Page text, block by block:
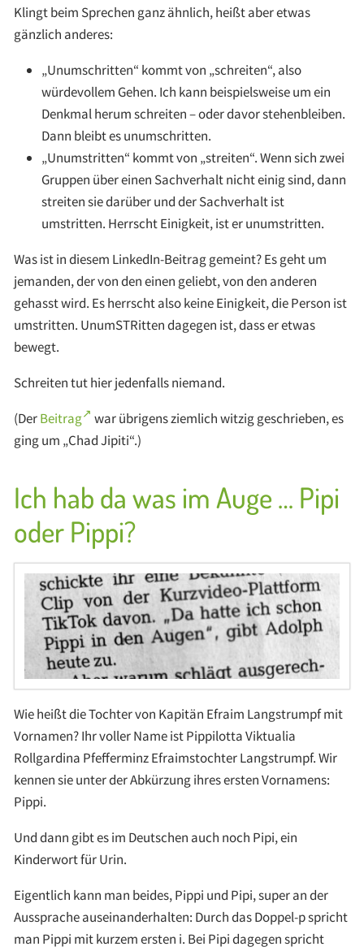
Klingt beim Sprechen ganz ähnlich, heißt aber etwas
gänzlich anderes:
„Unumschritten“ kommt von „schreiten“, also
würdevollem Gehen. Ich kann beispielsweise um ein
Denkmal herum schreiten – oder davor stehenbleiben.
Dann bleibt es unumschritten.
„Unumstritten“ kommt von „streiten“. Wenn sich zwei
Gruppen über einen Sachverhalt nicht einig sind, dann
streiten sie darüber und der Sachverhalt ist
umstritten. Herrscht Einigkeit, ist er unumstritten.
Was ist in diesem LinkedIn-Beitrag gemeint? Es geht um
jemanden, der von den einen geliebt, von den anderen
gehasst wird. Es herrscht also keine Einigkeit, die Person ist
umstritten. UnumSTRitten dagegen ist, dass er etwas
bewegt.
Schreiten tut hier jedenfalls niemand.
(DerBeitrag
war übrigens ziemlich witzig geschrieben, es
ging um „Chad Jipiti“.)
Ich hab da was im Auge … Pipi
oder Pippi?
Wie heißt die Tochter von Kapitän Efraim Langstrumpf mit
Vornamen? Ihr voller Name ist Pippilotta Viktualia
Rollgardina Pfefferminz Efraimstochter Langstrumpf. Wir
kennen sie unter der Abkürzung ihres ersten Vornamens:
Pippi.
Und dann gibt es im Deutschen auch noch Pipi, ein
Kinderwort für Urin.
Eigentlich kann man beides, Pippi und Pipi, super an der
Aussprache auseinanderhalten: Durch das Doppel-p spricht
man Pippi mit kurzem ersten i. Bei Pipi dagegen spricht